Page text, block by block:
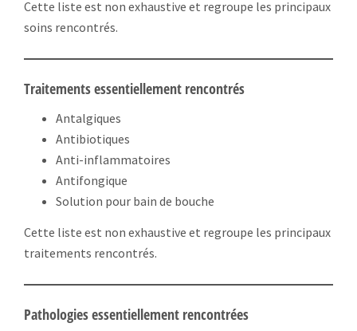
Cette liste est non exhaustive et regroupe les principaux
soins rencontrés.
Traitements essentiellement rencontrés
Antalgiques
Antibiotiques
Anti-inflammatoires
Antifongique
Solution pour bain de bouche
Cette liste est non exhaustive et regroupe les principaux
traitements rencontrés.
Pathologies essentiellement rencontrées